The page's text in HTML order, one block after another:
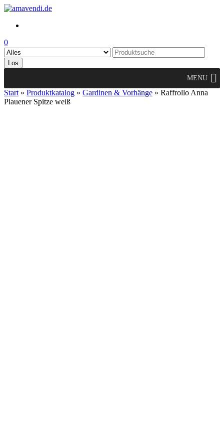
Skip
0
Los
MENU
Start » Produktkatalog » Gardinen & Vorhänge » Raffrollo Anna
Plauener Spitze weiß